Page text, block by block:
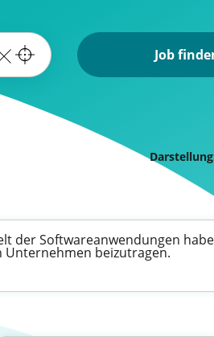
Job
der Softwareanwendungen
Unternehmen beizutragen.